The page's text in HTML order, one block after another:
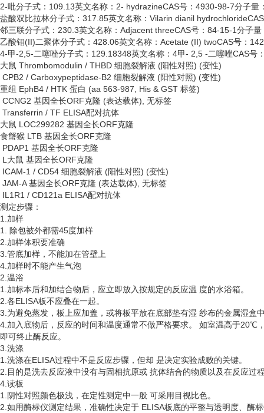
2-吡分子式：109.13英文名称：2- hydrazineCAS号：4930-98-7分子量
盐酸双比拉林分子式： 317.85英文名称：Vilarin dianil
邻三联分子式： 230.3英文名称：Adjacent threeCAS号：84-15-1分子
乙酸钼(II)二聚体分子式：428.06英文名称：Acetate (II) twoCAS号：
4-甲-2,5-二噻唑分子式：129.18348英文名称：4甲- 2,5 -二噻唑CAS号
大鼠 Thrombomodulin / THBD 细胞裂解液 (阳性对照) (变性)
CPB2 / Carboxypeptidase-B2 细胞裂解液 (阳性对照) (变性)
重组 EphB4 / HTK 蛋白 (aa 563-987, His & GST 标签)
CCNG2 基因全长ORF克隆 (表达载体), 无标签
Transferrin / TF ELISA配对抗体
大鼠 LOC299282 基因全长ORF克隆
食蟹猴 LTB 基因全长ORF克隆
PDAP1 基因全长ORF克隆
L大鼠 基因全长ORF克隆
ICAM-1 / CD54 细胞裂解液 (阳性对照) (变性)
JAM-A 基因全长ORF克隆 (表达载体), 无标签
IL1R1 / CD121a ELISA配对抗体
测定步骤：
1.加样
1. 除包被外都需45度加样
2.加样体积要准确
3.管底加样，不能加在管壁上
4.加样时不能产生气泡
2.温浴
1.加标本后和加结合物后，应立即放入按规定的反应温 度的水浴箱。
2.各ELISA板不应叠在一起。
3.为避免蒸发，板上应加盖，或将板平放在底部垫有湿 纱布的金属湿盒
4.加入底物后，反应的时间和温度通常不做严格要求。 如室温高于20℃
即可终止酶反应。
3.洗涤
1.洗涤在ELISA过程中不是反应步骤，但却 是决定实验成败的关键。
2.目的是洗去反应液中没有与固相抗原或 抗体结合的物质以及在反应过
4.读板
1.阴性对照颜色极浅，在定性测定中一般 可采用目视比色。
2.如用酶标仪测定结果，准确性决定于 ELISA板底的平整与透明度、酶